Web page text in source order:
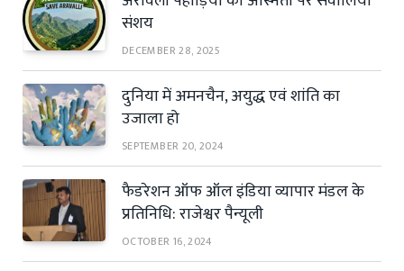
संशय
DECEMBER 28, 2025
दुनिया में अमनचैन, अयुद्ध एवं शांति का
उजाला हो
SEPTEMBER 20, 2024
फैडरेशन ऑफ ऑल इंडिया व्यापार मंडल के
प्रतिनिधि: राजेश्वर पैन्यूली
OCTOBER 16, 2024